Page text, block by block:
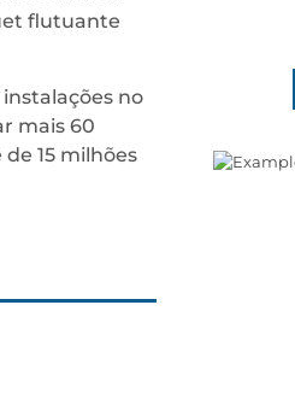
flutuante
no
mais 60
15 milhões